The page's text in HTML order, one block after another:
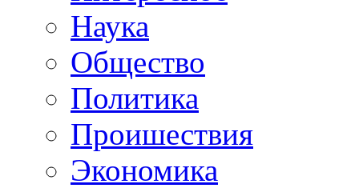
Наука
Общество
Политика
Проишествия
Экономика